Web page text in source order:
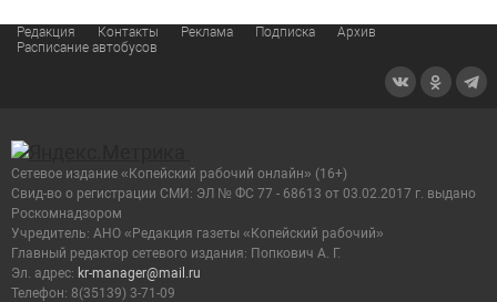
Редакция Контакты Реклама Подписка
Архив
Расписание автобусов
Сетевое издание «Копейский рабочий онлайн» (16+)
Cвид-во о регистрации СМИ: ЭЛ № ФС 77 - 68613 от 03.02.2017 г. выдано
Роскомнадзором
Учредитель: АНО «Редакция газеты «Копейский рабочий»
Главный редактор сетевого издания: Попкович А. Г.
Эл. адрес: kr-manager@mail.ru
Телефон: 8(35139) 3-71-09